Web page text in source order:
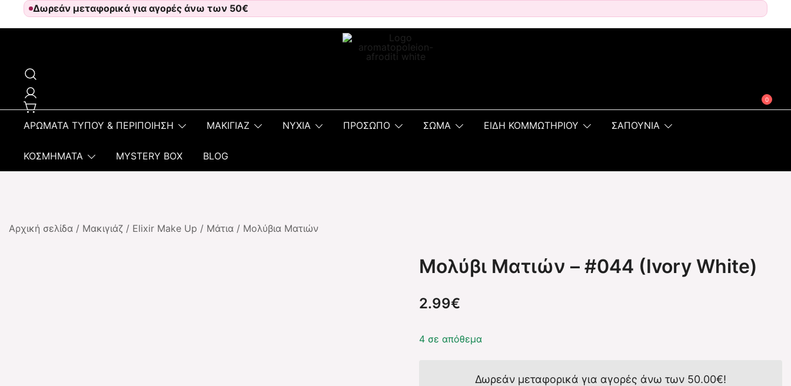
to
Δωρεάν μεταφορικά για αγορές άνω των 50€
Αρωματοπωλείον Αφροδίτη
0
ΑΡΩΜΑΤΑ ΤΥΠΟΥ & ΠΕΡΙΠΟΙΗΣΗ ΜΑΚΙΓΙΑΖ ΝΥΧΙΑ ΠΡΟΣΩΠΟ ΣΩΜΑ ΕΙΔΗ ΚΟΜΜΩΤΗΡΙΟΥ ΣΑΠΟΥΝΙΑ
ΚΟΣΜΗΜΑΤΑ MYSTERY BOX BLOG
Αρχική σελίδα / Μακιγιάζ / Elixir Make Up / Μάτια / Μολύβια Ματιών
Μολύβι Ματιών – #044 (Ivory White)
2.99€
4 σε απόθεμα
Δωρεάν μεταφορικά για αγορές άνω των 50.00€!